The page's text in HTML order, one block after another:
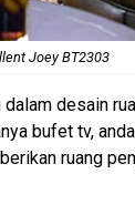
Joey BT2303
desain
bufet tv,
ruang